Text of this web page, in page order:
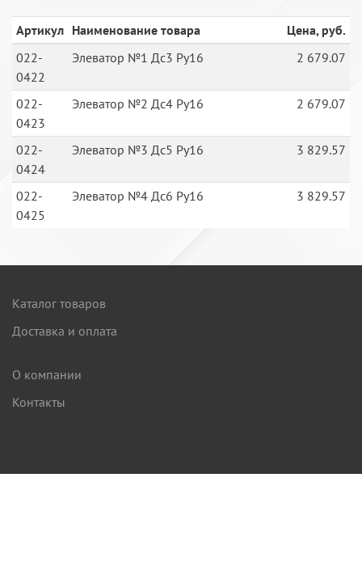
Артикул Наименование товара
Цена, руб.
022-
0422
Элеватор №1 Дс3 Ру16 2 679.07
022-
0423
Элеватор №2 Дс4 Ру16 2 679.07
022-
0424
Элеватор №3 Дс5 Ру16 3 829.57
022-
0425
Элеватор №4 Дс6 Ру16 3 829.57
Каталог товаров
Доставка и оплата
О компании
Контакты